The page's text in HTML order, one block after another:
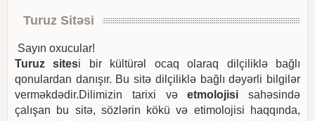
Turuz Sitəsi
Sayın oxucular!
Turuz sitesi bir kültürəl ocaq olaraq dilçiliklə bağlı
qonulardan danışır. Bu sitə dilçiliklə bağlı dəyərli bilgilər
verməkdədir.Dilimizin tarixi vəetmolojisi sahəsində
çalışan bu sitə, sözlərin kökü və etimolojisi haqqında,